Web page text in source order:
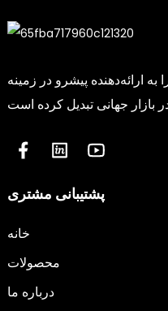
به ارائه‌دهنده پیشرو در زمینه
پشتیبانی مشتری
خانه
محصولات
درباره ما